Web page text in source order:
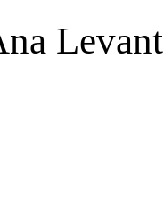
Levant